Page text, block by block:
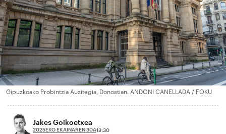
Gipuzkoako Probintzia Auzitegia, Donostian. ANDONI CANELLADA / FOKU
Jakes Goikoetxea
2025EKO EKAINAREN 30A13:30